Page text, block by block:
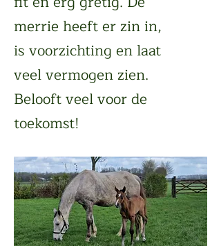
merrie heeft er zin in,
is voorzichting en laat
veel vermogen zien.
Belooft veel voor de
toekomst!